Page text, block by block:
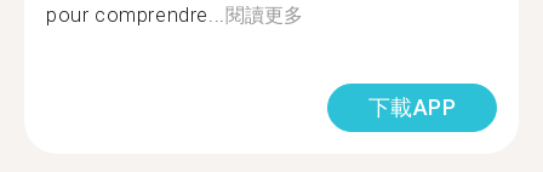
pour comprendre...閱讀更多
下載APP